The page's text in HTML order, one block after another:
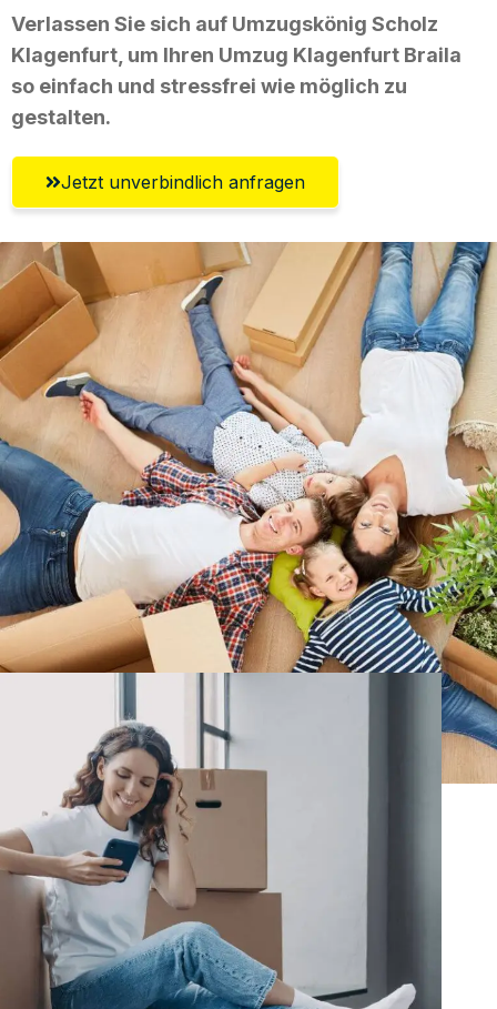
Verlassen Sie sich auf Umzugskönig Scholz
Klagenfurt, um Ihren Umzug Klagenfurt Braila
so einfach und stressfrei wie möglich zu
gestalten.
Jetzt unverbindlich anfragen